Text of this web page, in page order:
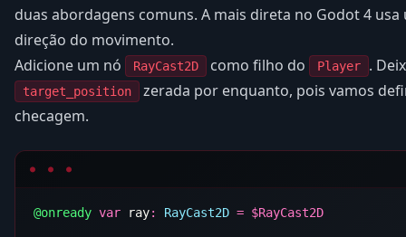
duas abordagens comuns. A mais direta no Godot 4
direção do movimento.
Adicione um nó
RayCast2D como filho do Player .
target_position
zerada por enquanto, pois vamos
checagem.
@onready var ray: RayCast2D = $